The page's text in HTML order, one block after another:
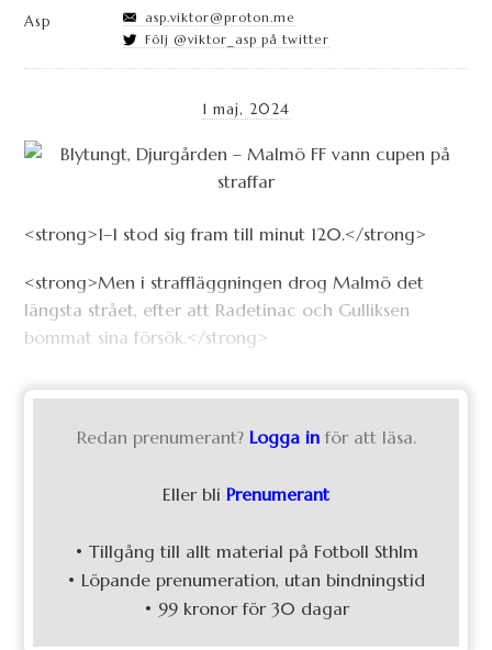
asp.viktor@proton.me
Följ @viktor_asp på twitter
1 maj, 2024
<strong>1–1 stod sig fram till minut 120.</strong>
<strong>Men i straffläggningen drog Malmö det
längsta strået, efter att Radetinac och Gulliksen
bommat sina försök.</strong>
Redan prenumerant? Logga in för att läsa.
Eller bli Prenumerant
• Tillgång till allt material på Fotboll Sthlm
• Löpande prenumeration, utan bindningstid
• 99 kronor för 30 dagar